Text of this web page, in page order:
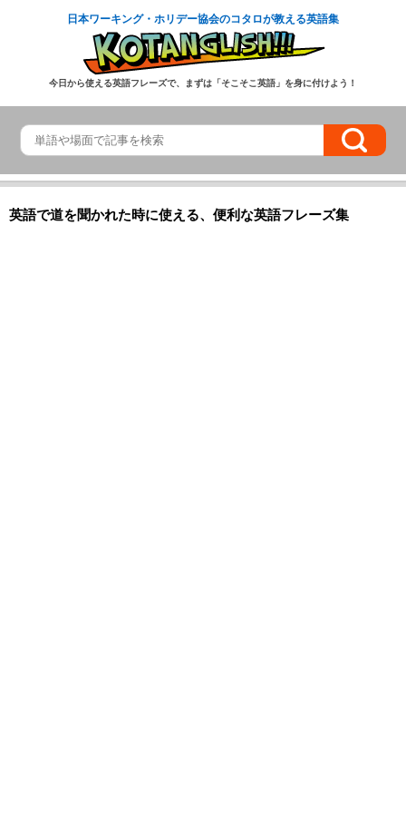
日本ワーキング・ホリデー協会のコタロが教える英語集
今日から使える英語フレーズで、まずは「そこそこ英語」を身に付けよう！
英語で道を聞かれた時に使える、便利な英語フレーズ集